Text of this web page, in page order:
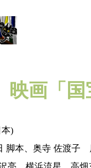
映画「
本)
脚本、奥寺 佐渡子